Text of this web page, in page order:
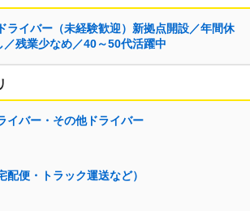
ライバー（未経験歓迎）新拠点開設／年間休
／残業少なめ／40～50代活躍中
イバー・その他ドライバー
配便・トラック運送など）